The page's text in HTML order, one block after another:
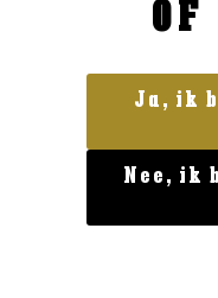
Laurent miquel
OF
Ja, ik
Nee, ik